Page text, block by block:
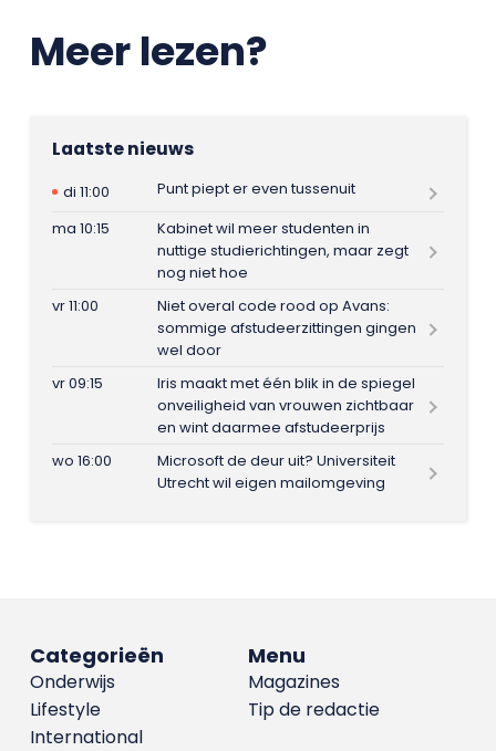
Meer lezen?
Laatste nieuws
di 11:00
Punt piept er even tussenuit
ma 10:15
Kabinet wil meer studenten in
nuttige studierichtingen, maar zegt
nog niet hoe
vr 11:00
Niet overal code rood op Avans:
sommige afstudeerzittingen gingen
wel door
vr 09:15
Iris maakt met één blik in de spiegel
onveiligheid van vrouwen zichtbaar
en wint daarmee afstudeerprijs
wo 16:00
Microsoft de deur uit? Universiteit
Utrecht wil eigen mailomgeving
Menu
Magazines
Tip de redactie
Categorieën
Onderwijs
Lifestyle
International